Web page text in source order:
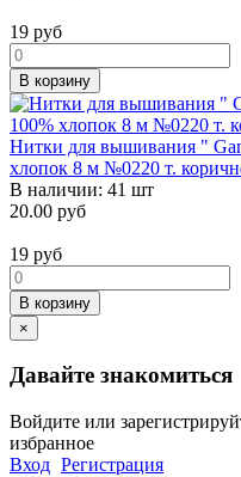
19 руб
В корзину
Нитки для вышивания "
хлопок 8 м №0220 т.
В наличии: 41 шт
20.00 руб
19 руб
В корзину
×
Давайте знакомиться
Войдите или
избранное
Вход Регистрация